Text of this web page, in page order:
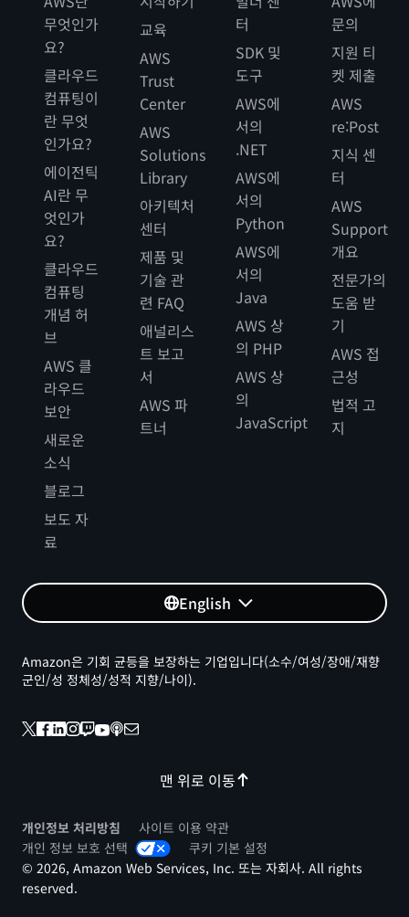
무엇인가
요?
클라우드
컴퓨팅이
란 무엇
인가요?
에이전틱
AI란 무
엇인가
요?
클라우드
컴퓨팅
개념 허
브
AWS 클
라우드
보안
새로운
소식
블로그
보도 자
료
교육
AWS
Trust
Center
AWS
Solutions
Library
아키텍처
센터
제품 및
기술 관
련 FAQ
애널리스
트 보고
서
AWS 파
트너
터
SDK 및
도구
AWS에
서의
.NET
AWS에
서의
Python
AWS에
서의
Java
AWS 상
의 PHP
AWS 상
의
JavaScript
문의
지원 티
켓 제출
AWS
re:Post
지식 센
터
AWS
Support
개요
전문가의
도움 받
기
AWS 접
근성
법적 고
지
English
맨 위로 이동
Amazon은 기회 균등을 보장하는 기업입니다(소수/여성/장애/재향
군인/성 정체성/성적 지향/나이).
개인정보 처리방침
사이트 이용 약관
개인 정보 보호 선택
쿠키 기본 설정
© 2026, Amazon Web Services, Inc. 또는 자회사. All rights
reserved.